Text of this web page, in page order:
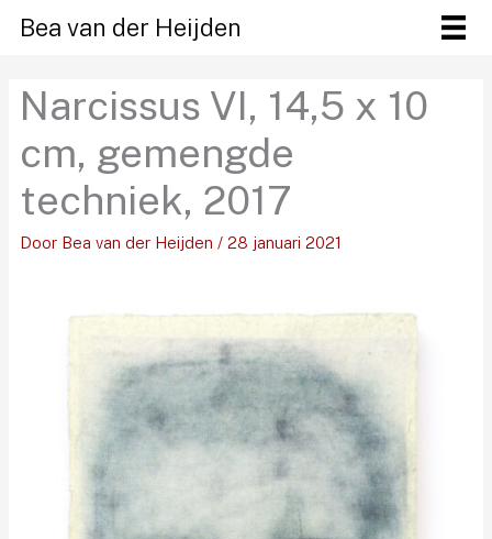
naar
inhoud
Bea van der Heijden
Narcissus VI, 14,5 x 10
cm, gemengde
techniek, 2017
Door Bea van der Heijden / 28 januari 2021